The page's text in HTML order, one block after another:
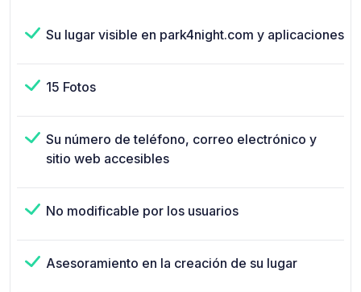
Su lugar visible en park4night.com y aplicaciones
15 Fotos
Su número de teléfono, correo electrónico y
sitio web accesibles
No modificable por los usuarios
Asesoramiento en la creación de su lugar